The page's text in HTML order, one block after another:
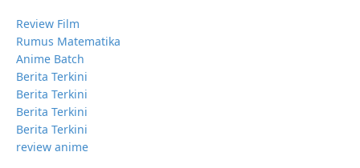
Review Film
Rumus Matematika
Anime Batch
Berita Terkini
Berita Terkini
Berita Terkini
Berita Terkini
review anime